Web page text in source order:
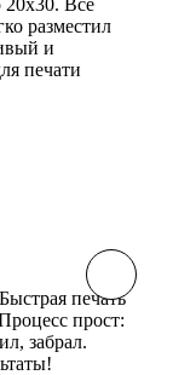
разместил
и
печати
печать
прост:
забрал.